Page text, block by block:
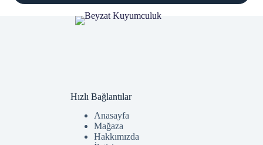
Hızlı Bağlantılar
Anasayfa
Mağaza
Hakkımızda